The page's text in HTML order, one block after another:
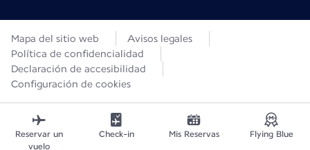
Mapa del sitio web
Avisos legales
Política de confidencialidad
Declaración de accesibilidad
Configuración de cookies
Reservar un
vuelo
Check-in Mis Reservas Flying Blue